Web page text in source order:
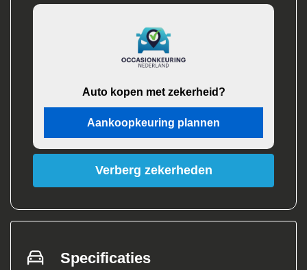
Auto kopen met zekerheid?
Aankoopkeuring plannen
Verberg zekerheden
Specificaties